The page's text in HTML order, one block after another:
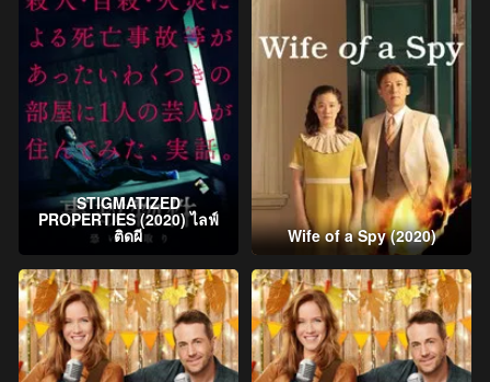
STIGMATIZED
PROPERTIES (2020) ไลฟ์
ติดผี Wife of a Spy (2020)